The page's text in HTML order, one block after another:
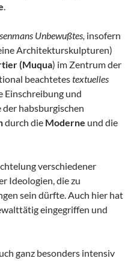
.
Unbewußtes, insofern
Architekturskulpturen)
(Muqua) im Zentrum der
beachtetestextuelles
Einschreibung und
habsburgischen
durch die Moderne und die
verschiedener
Ideologien, die zu
sein dürfte. Auch hier hat
eingegriffen und
ganz besonders intensiv